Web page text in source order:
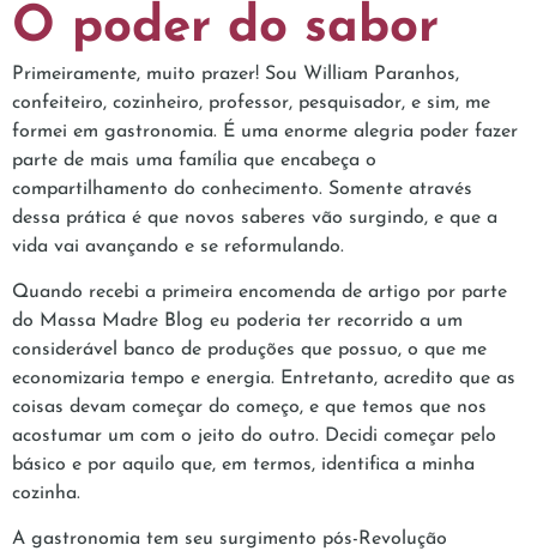
O poder do sabor
Primeiramente, muito prazer! Sou William Paranhos,
confeiteiro, cozinheiro, professor, pesquisador, e sim, me
formei em gastronomia. É uma enorme alegria poder fazer
parte de mais uma família que encabeça o
compartilhamento do conhecimento. Somente através
dessa prática é que novos saberes vão surgindo, e que a
vida vai avançando e se reformulando.
Quando recebi a primeira encomenda de artigo por parte
do Massa Madre Blog eu poderia ter recorrido a um
considerável banco de produções que possuo, o que me
economizaria tempo e energia. Entretanto, acredito que as
coisas devam começar do começo, e que temos que nos
acostumar um com o jeito do outro. Decidi começar pelo
básico e por aquilo que, em termos, identifica a minha
cozinha.
A gastronomia tem seu surgimento pós-Revolução